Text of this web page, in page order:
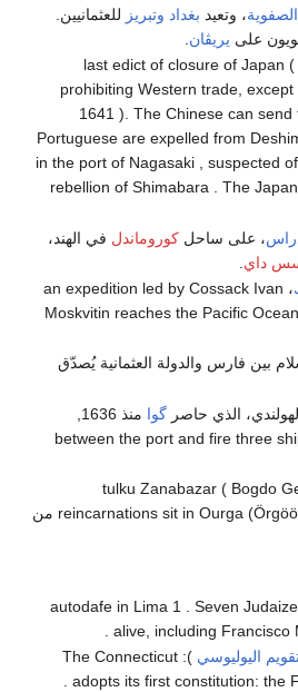
، وتعيد بغداد وتبريز للعثمانيين.
على يريڤان
- last edict of closure of Japan
prohibiting Western trade,
1641 ). The Chinese can
Portuguese are expelled from
in the port of Nagasaki , suspected
rebellion of Shimabara . The
، على ساحلكوروماندل في الهند،
داي
، an expedition led by Cossack Ivan
Moskvitin reaches the Pacific
بين فارس والدولة العثمانية يُصدّق
الذي حاصرگوا
between the port and fire three
- tulku Zanabazar ( Bogdo
reincarnations sit in Ourga (Örgöö, today Ulaanbaatar ) من
autodafe in Lima 1 . Seven
alive, including Francisco
اليوليوسي
): The Connecticut
adopts its first constitution: the